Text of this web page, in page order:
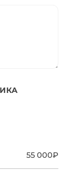
55 000₽